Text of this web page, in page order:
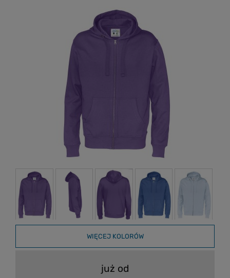
WIĘCEJ KOLORÓW
już od